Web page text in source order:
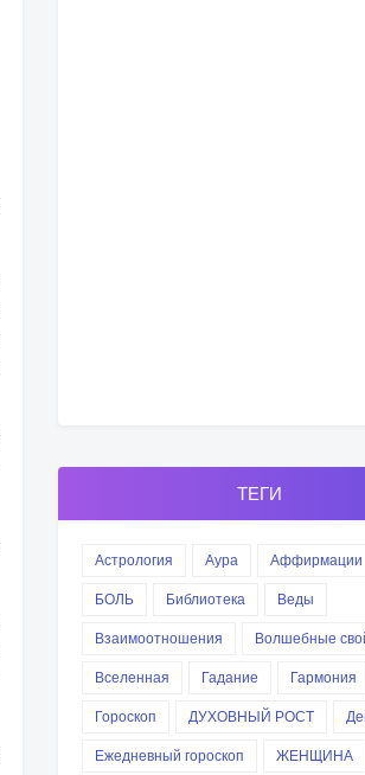
ТЕГИ
Астрология Аура
Аффирмации
БОЛЬ
Библиотека
Веды
Взаимоотношения
Волшебные
Вселенная
Гадание
Гармония
Гороскоп
ДУХОВНЫЙ РОСТ
Ежедневный гороскоп
ЖЕНЩИНА